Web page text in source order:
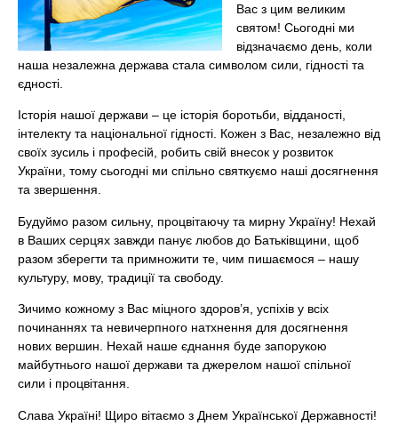
Вас з цим великим
святом! Сьогодні ми
відзначаємо день, коли
наша незалежна держава стала символом сили, гідності та
єдності.
Історія нашої держави – це історія боротьби, відданості,
інтелекту та національної гідності. Кожен з Вас, незалежно від
своїх зусиль і професій, робить свій внесок у розвиток
України, тому сьогодні ми спільно святкуємо наші досягнення
та звершення.
Будуймо разом сильну, процвітаючу та мирну Україну! Нехай
в Ваших серцях завжди панує любов до Батьківщини, щоб
разом зберегти та примножити те, чим пишаємося – нашу
культуру, мову, традиції та свободу.
Зичимо кожному з Вас міцного здоров’я, успіхів у всіх
починаннях та невичерпного натхнення для досягнення
нових вершин. Нехай наше єднання буде запорукою
майбутнього нашої держави та джерелом нашої спільної
сили і процвітання.
Слава Україні! Щиро вітаємо з Днем Української Державності!